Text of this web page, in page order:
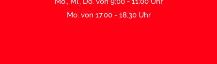
Mo. von 17.00 - 18.30 Uhr